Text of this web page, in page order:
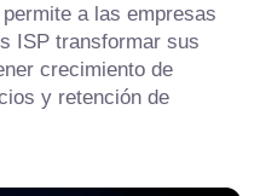
a las empresas
ISP transformar sus
crecimiento de
y retención de